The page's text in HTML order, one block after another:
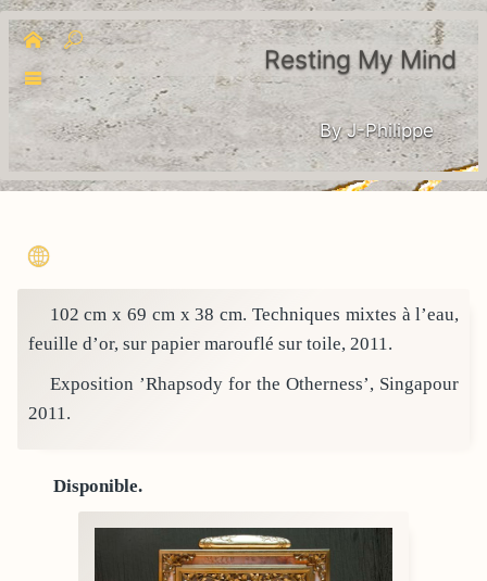
Resting My Mind
By J-Philippe
102 cm x 69 cm x 38 cm. Techniques mixtes à l’eau,
feuille d’or, sur papier marouflé sur toile, 2011.
Exposition ’Rhapsody for the Otherness’, Singapour
2011.
Disponible.